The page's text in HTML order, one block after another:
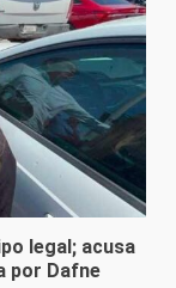
legal; acusa
por Dafne